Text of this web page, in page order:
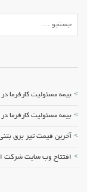
بیمه مسئولیت کارفرما در
بیمه مسئولیت کارفرما در
آخرین قیمت تیر برق
افتتاح وب سایت شرکت